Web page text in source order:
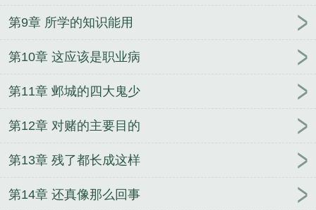
第9章 所学的知识能用
第10章 这应该是职业病
第11章 邺城的四大鬼少
第12章 对赌的主要目的
第13章 残了都长成这样
第14章 还真像那么回事